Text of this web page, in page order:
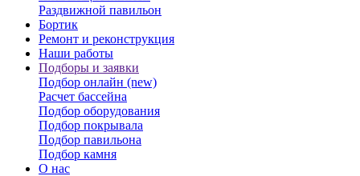
Раздвижной павильон
Бортик
Ремонт и реконструкция
Наши работы
Подборы и заявки
Подбор онлайн (new)
Расчет бассейна
Подбор оборудования
Подбор покрывала
Подбор павильона
Подбор камня
О нас